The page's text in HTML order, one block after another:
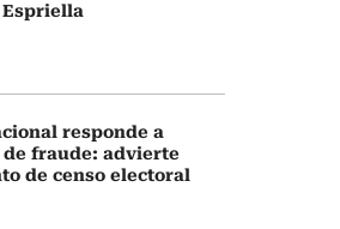
responde a
fraude: advierte
de censo electoral